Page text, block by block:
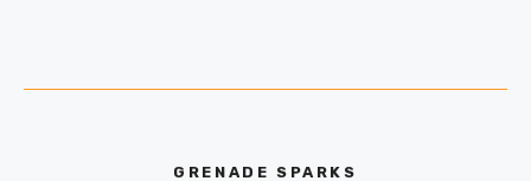
GRENADE SPARKS